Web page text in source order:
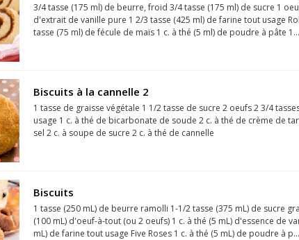
3/4 tasse (175 ml) de beurre, froid 3/4 tasse (175 ml) de sucre 1
d'extrait de vanille pure 1 2/3 tasse (425 ml) de farine tout usage
tasse (75 ml) de fécule de maïs 1 c. à thé (5 ml) de poudre à pâte 1...
Biscuits à la cannelle 2
1 tasse de graisse végétale 1 1/2 tasse de sucre 2 oeufs 2 3/4
usage 1 c. à thé de bicarbonate de soude 2 c. à thé de crème de
sel 2 c. à soupe de sucre 2 c. à thé de cannelle
Biscuits
1 tasse (250 mL) de beurre ramolli 1-1/2 tasse (375 mL) de sucre
(100 mL) d'oeuf-à-tout (ou 2 oeufs) 1 c. à thé (5 mL) d'essence de
mL) de farine tout usage Five Roses 1 c. à thé (5 mL) de poudre à p...